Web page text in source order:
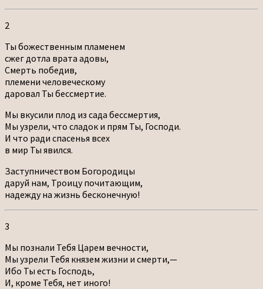
2
Ты божественным пламенем
сжег дотла врата адовы,
Смерть победив,
племени человеческому
даровал Ты бессмертие.
Мы вкусили плод из сада бессмертия,
Мы узрели, что сладок и прям Ты, Господи.
И что ради спасенья всех
в мир Ты явился.
Заступничеством Богородицы
даруй нам, Троицу почитающим,
надежду на жизнь бесконечную!
3
Мы познали Тебя Царем вечности,
Мы узрели Тебя князем жизни и смерти,—
Ибо Ты есть Господь,
И, кроме Тебя, нет иного!